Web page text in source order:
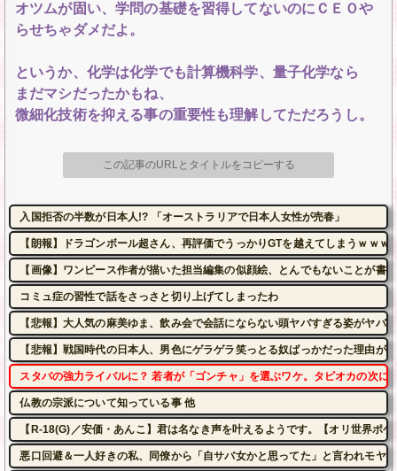
オツムが固い、学問の基礎を習得してないのにＣＥＯや
らせちゃダメだよ。
というか、化学は化学でも計算機科学、量子化学なら
まだマシだったかもね、
微細化技術を抑える事の重要性も理解してただろうし。
この記事のURLとタイトルをコピーする
入国拒否の半数が日本人!? 「オーストラリアで日本人女性が売春」
【朗報】ドラゴンボール超さん、再評価でうっかりGTを越えてしまうｗｗｗ
【画像】ワンピース作者が描いた担当編集の似顔絵、とんでもないことが書
コミュ症の習性で話をさっさと切り上げてしまったわ
【悲報】大人気の麻美ゆま、飲み会で会話にならない頭ヤバすぎる姿がヤバ
【悲報】戦国時代の日本人、男色にゲラゲラ笑っとる奴ばっかだった理由が
スタバの強力ライバルに？ 若者が「ゴンチャ」を選ぶワケ。タピオカの次に
仏教の宗派について知っている事 他
【R-18(G)／安価・あんこ】君は名なき声を叶えるようです。【オリ世界ポ
悪口回避＆一人好きの私、同僚から「自サバ女かと思ってた」と言われモ